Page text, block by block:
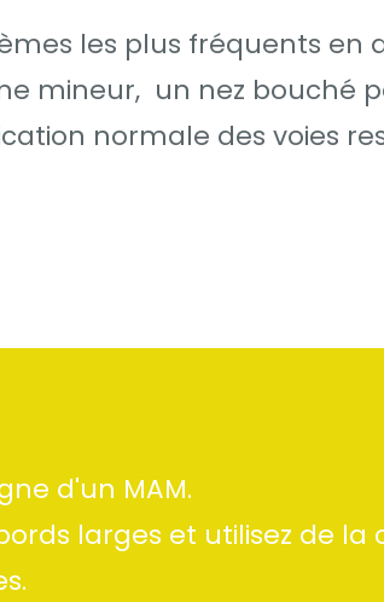
les plus fréquents en
mineur, un nez bouché
normale des voies
d'un MAM.
larges et utilisez de la